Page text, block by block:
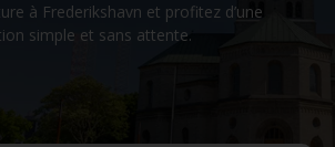
à Frederikshavn et profitez d’une
simple et sans attente.